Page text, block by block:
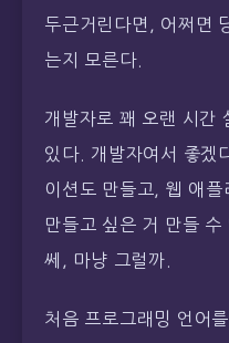
두근거린다면, 어쩌면
는지 모른다.
개발자로 꽤 오랜 시간
있다. 개발자여서 좋겠
이션도 만들고, 웹 애플
만들고 싶은 거 만들
쎄, 마냥 그럴까.
처음 프로그래밍 언어